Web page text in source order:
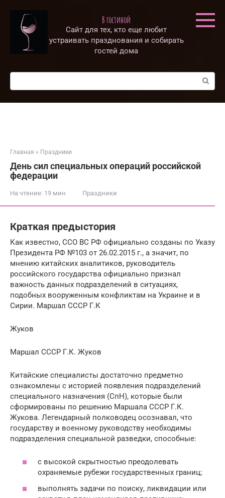
контенту
В гостиной
Сайт для тех, кто еще любит
устраивать празднования и собирать
гостей дома
Поиск:
Главная » Праздники
День сил специальных операций российской
федерации
На чтение: 19 мин Праздники
Краткая предыстория
Как известно, ССО ВС РФ официально созданы по Указу
Президента РФ №103 от 26.02.2015 г., а значит, по
мнению китайских аналитиков, руководитель
российского государства официально признал
важность данных подразделений в ситуациях,
подобных вооруженным конфликтам на Украине и в
Сирии. Маршал СССР Г.К
Жуков
Маршал СССР Г.К. Жуков
Китайские специалисты достаточно предметно
ознакомлены с историей появления подразделений
специального назначения (СпН), которые были
сформированы по решению Маршала СССР Г.К.
Жукова. Легендарный полководец осознавал, что
государству и военному руководству необходимы
подразделения специальной разведки, способные:
с высокой скрытностью преодолевать
охраняемые рубежи государственных границ;
выполнять задачи по поиску, ликвидации или